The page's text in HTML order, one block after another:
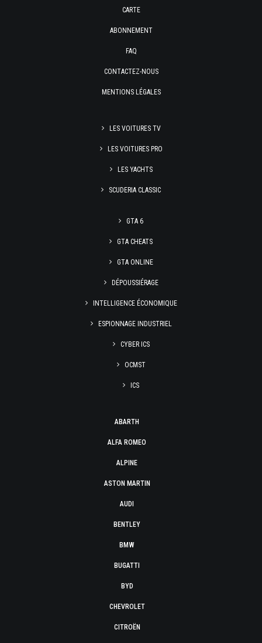
CARTE
ABONNEMENT
FAQ
CONTACTEZ-NOUS
MENTIONS LÉGALES
LES VOITURES TV
LES VOITURES PRO
LES YACHTS
SCUDERIA CLASSIC
GTA 6
GTA CHEATS
GTA ONLINE
DÉPOUSSIÉRAGE
INTELLIGENCE ÉCONOMIQUE
ESPIONNAGE INDUSTRIEL
CYBER ICS
OCMST
ICS
ABARTH
ALFA ROMEO
ALPINE
ASTON MARTIN
AUDI
BENTLEY
BMW
BUGATTI
BYD
CHEVROLET
CITROËN